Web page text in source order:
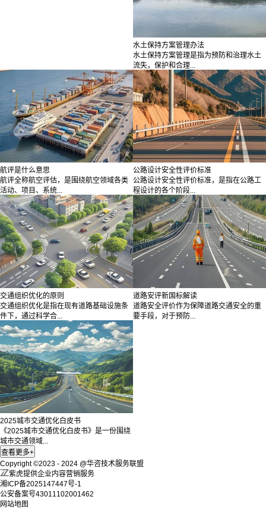
水土保持方案管理办法
水土保持方案管理是指为预防和治理水土
流失，保护和合理...
航评是什么意思
航评全称航空评估，是围绕航空领域各类
活动、项目、系统...
公路设计安全性评价标准
公路设计安全性评价标准，是指在公路工
程设计的各个阶段...
交通组织优化的原则
交通组织优化是指在现有道路基础设施条
件下，通过科学合...
道路安评新国标解读
道路安全评价作为保障道路交通安全的重
要手段，对于预防...
2025城市交通优化白皮书
《2025城市交通优化白皮书》是一份围绕
城市交通领域...
Copyright ©2023 - 2024 @华咨技术服务联盟
紫虎提供企业内容营销服务
湘ICP备2025147447号-1
公安备案号43011102001462
网站地图